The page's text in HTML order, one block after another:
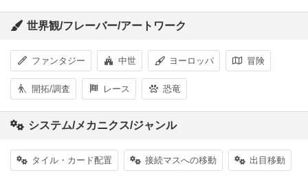
世界観/フレーバー/アートワーク
ファンタジー 中世 ヨーロッパ 冒険
開拓/調査 レース 恐竜
システム/メカニクス/ジャンル
タイル・カード配置 接続マスへの移動 出目移動